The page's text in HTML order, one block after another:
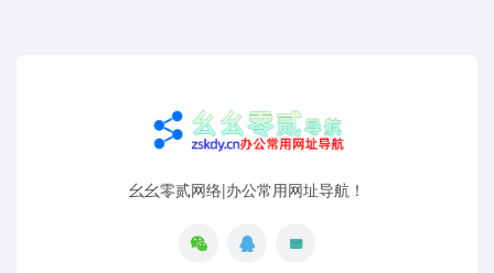
幺幺零贰网络|办公常用网址导航！